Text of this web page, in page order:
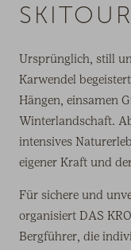
SKITOUR
Ursprünglich, still
Karwendel
Hängen, einsamen
Winterlandschaft.
intensives
eigener Kraft und
Für sichere und
organisiert DAS
Bergführer, die